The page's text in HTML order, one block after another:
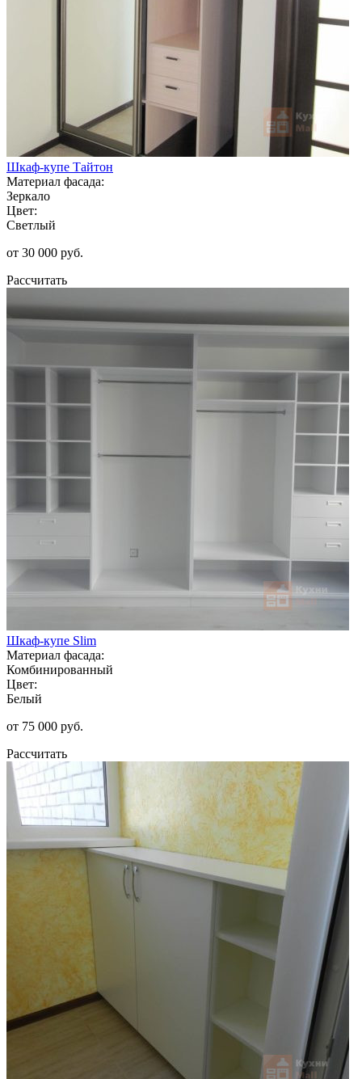
Шкаф-купе Тайтон
Материал фасада:
Зеркало
Цвет:
Светлый
от 30 000 руб.
Рассчитать
Шкаф-купе Slim
Материал фасада:
Комбинированный
Цвет:
Белый
от 75 000 руб.
Рассчитать